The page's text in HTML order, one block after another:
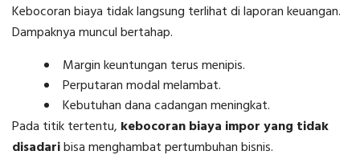
Kebocoran biaya tidak langsung terlihat di laporan keuangan.
Dampaknya muncul bertahap.
Margin keuntungan terus menipis.
Perputaran modal melambat.
Kebutuhan dana cadangan meningkat.
Pada titik tertentu, kebocoran biaya impor yang tidak
disadaribisa menghambat pertumbuhan bisnis.